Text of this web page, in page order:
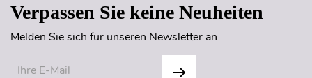
Verpassen Sie keine Neuheiten
Melden Sie sich für unseren Newsletter an